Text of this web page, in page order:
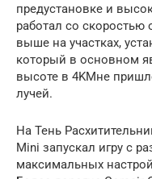
предустановке и
работал со скоростью
выше на участках,
который в основном
высоте в 4KМне
лучей.
На Тень
Mini запускал игру с
максимальных